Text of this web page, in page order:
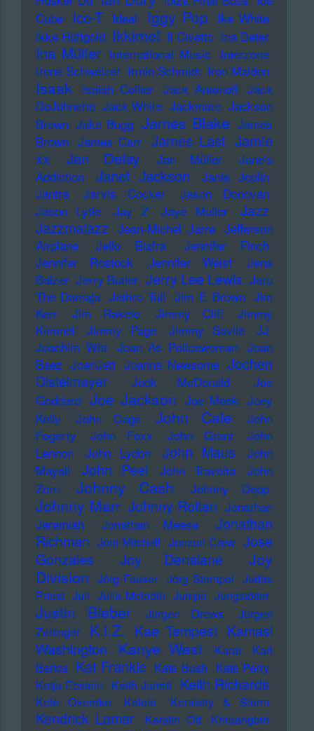
Cube
Ice-T Ideal Iggy Pop Ike White
Ikke Hüftgold Ikkimel Il Civetto Ina Deter
Ina Müller International Music Interzone
Irene Schweizer Irmin Schmidt Iron Maiden
Isaak Isaiah Collier Jack Antonoff Jack
DeJohnette Jack White Jackmate Jackson
Brown Jake Bugg James Blake James
Brown James Carr James Last Jamie
xx
Jan Delay Jan Müller
Jane's
Addiction
Janet Jackson
Janis Joplin
Jantra
Jarvis Cocker
Jason Donovan
Jason Lytle
Jay Z Jaye Muller Jazz
Jazzmatazz Jean-Michel Jarre Jefferson
Airplane
Jello Biafra
Jennifer Finch
Jennifer Rostock
Jennifer Weist
Jens
Balzer Jerry Butler Jerry Lee Lewis Jeru
The Damaja Jethro Tull Jim E Brown Jim
Kerr
Jim Rakete Jimmy Cliff
Jimmy
Kimmel
Jimmy Page Jimmy Savile
JJ
Joachim Witt Joan As Policewoman Joan
Baez JoanJett Joanna Newsome Jochen
Distelmayer
Jock McDonald
Joe
Goddard Joe Jackson Joe Meek Joey
Kelly
John Cage John Cale
John
Fogerty
John Foxx John Grant
John
Lennon
John Lydon John Maus
John
Mayall
John Peel John Travolta
John
Zorn
Johnny Cash Johnny Depp
Johnny Marr Johnny Rotten Jonathan
Jeremiah
Jonathan Meese
Jonathan
Richman Joni Mitchell Jonzun Crew Jose
Gonzales
Joy Denalane
Joy
Division Jörg Fauser Jörg Stempel Judas
Priest Juli Julia Meladin Jumpa Jungstötter
Justin Bieber Jürgen Drews
Jürgen
Zeltinger
K.I.Z. Kae Tempest Kamasi
Washington
Kanye West Karat
Karl
Bartos Kat Frankie Kate Bush Kate Perry
Katja Ebstein Keith Jarrett Keith Richards
Kele Okereke Kelela Kemistry & Storm
Kendrick Lamar Kerstin Ott
Khruangbin